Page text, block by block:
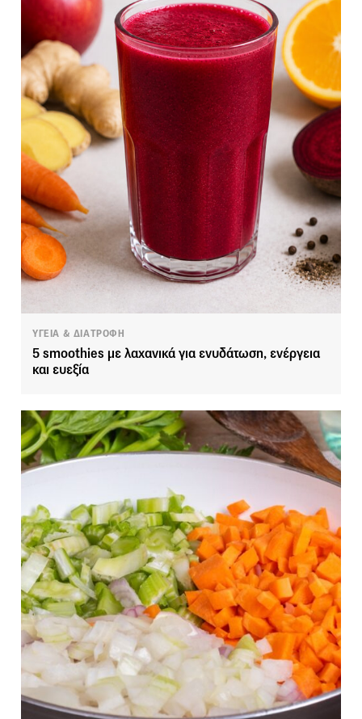
ΥΓΕΙΑ & ΔΙΑΤΡΟΦΗ
5 smoothies με λαχανικά για ενυδάτωση, ενέργεια
και ευεξία